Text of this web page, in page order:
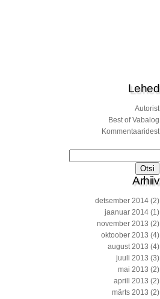
Lehed
Autorist
Best of Vabalog
Kommentaaridest
Arhiiv
detsember 2014 (2)
jaanuar 2014 (1)
november 2013 (2)
oktoober 2013 (4)
august 2013 (4)
juuli 2013 (3)
mai 2013 (2)
aprill 2013 (2)
märts 2013 (2)